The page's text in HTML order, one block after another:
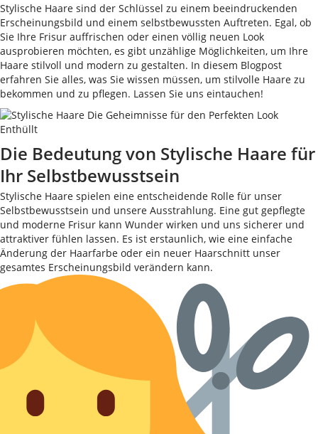
Stylische Haare sind der Schlüssel zu einem beeindruckenden
Erscheinungsbild und einem selbstbewussten Auftreten. Egal, ob
Sie Ihre Frisur auffrischen oder einen völlig neuen Look
ausprobieren möchten, es gibt unzählige Möglichkeiten, um Ihre
Haare stilvoll und modern zu gestalten. In diesem Blogpost
erfahren Sie alles, was Sie wissen müssen, um stilvolle Haare zu
bekommen und zu pflegen. Lassen Sie uns eintauchen!
Die Bedeutung von Stylische Haare für
Ihr Selbstbewusstsein
Stylische Haare spielen eine entscheidende Rolle für unser
Selbstbewusstsein und unsere Ausstrahlung. Eine gut gepflegte
und moderne Frisur kann Wunder wirken und uns sicherer und
attraktiver fühlen lassen. Es ist erstaunlich, wie eine einfache
Änderung der Haarfarbe oder ein neuer Haarschnitt unser
gesamtes Erscheinungsbild verändern kann.